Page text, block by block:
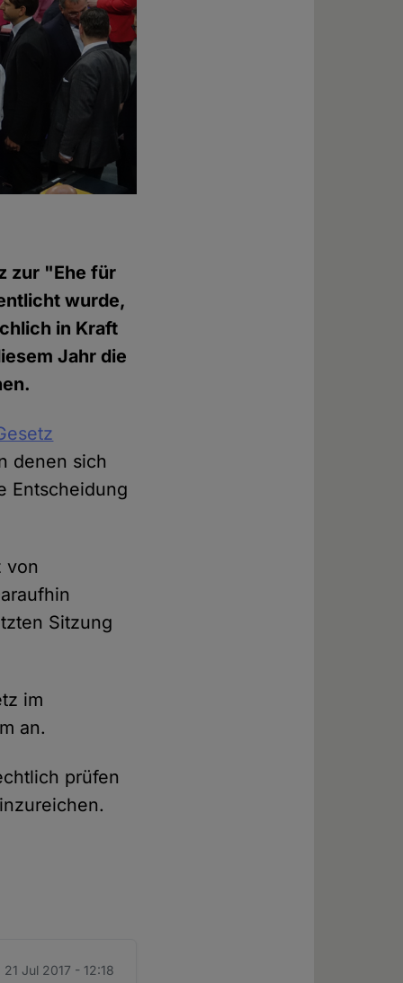
zur "Ehe für
wurde,
in Kraft
Jahr die
denen sich
Entscheidung
von
Sitzung
im
an.
prüfen
21 Jul 2017 - 12:18